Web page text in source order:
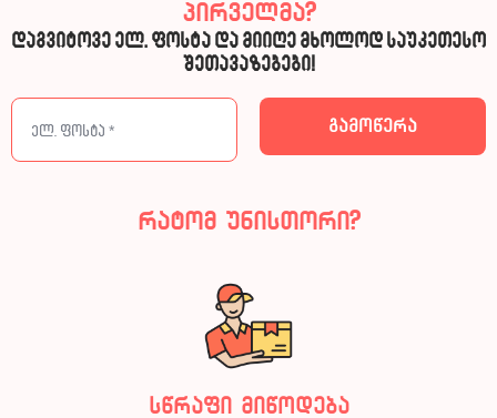
პირველმა?
დაგვიტოვე ელ. ფოსტა და მიიღე მხოლოდ საუკეთესო
შეთავაზებები!
რატომ უნისთორი?
სწრაფი მიწოდება